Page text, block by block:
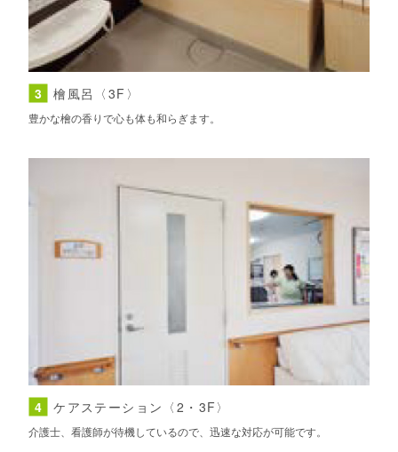
3 檜風呂〈3F〉
豊かな檜の香りで心も体も和らぎます。
4 ケアステーション〈2・3F〉
介護士、看護師が待機しているので、迅速な対応が可能です。